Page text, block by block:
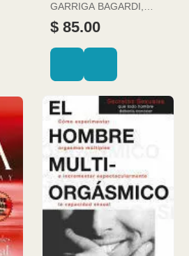
GARRIGA BAGARDI,
JOAN
$ 85.00